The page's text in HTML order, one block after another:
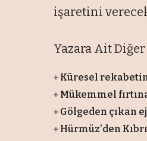
işaretini
Yazara Ait Diğer
Küresel
Mükemmel
Gölgeden çıkan
Hürmüz’den